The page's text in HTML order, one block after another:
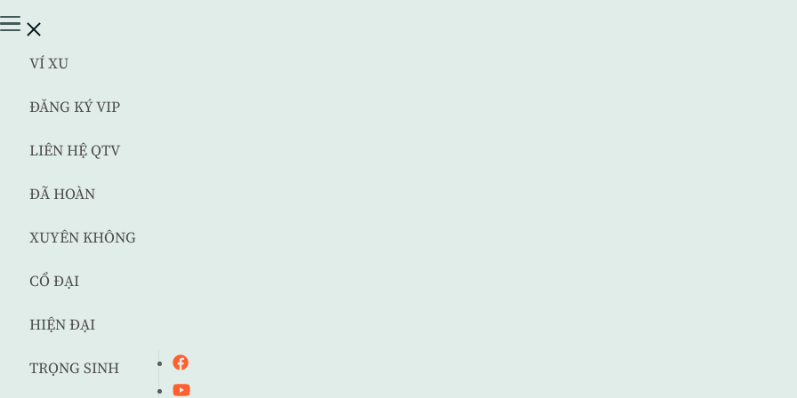
VÍ XU
ĐĂNG KÝ VIP
LIÊN HỆ QTV
ĐÃ HOÀN
XUYÊN KHÔNG
CỔ ĐẠI
HIỆN ĐẠI
TRỌNG SINH